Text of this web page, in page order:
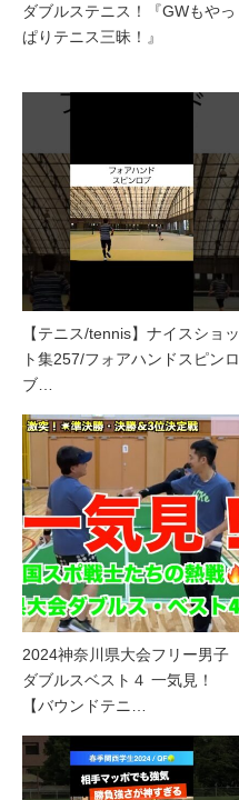
ダブルステニス！『GWもやっ
ぱりテニス三昧！』
【テニス/tennis】ナイスショッ
ト集257/フォアハンドスピンロ
ブ…
2024神奈川県大会フリー男子
ダブルスベスト４ 一気見！
【バウンドテニ…